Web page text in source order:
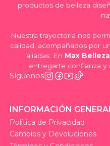
productos de belleza
Nuestra trayectoria nos
calidad, acompañados por
aliadas. En Max
entregarte confianza y
Síguenos
INFORMACIÓN
Política de Privacidad
Cambios y Devoluciones